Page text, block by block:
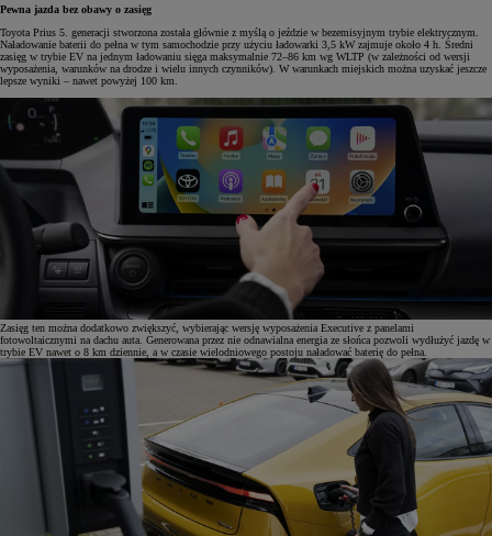
Pewna jazda bez obawy o zasięg
Toyota Prius 5. generacji stworzona została głównie z myślą o jeździe w bezemisyjnym trybie elektrycznym.
Naładowanie baterii do pełna w tym samochodzie przy użyciu ładowarki 3,5 kW zajmuje około 4 h. Średni
zasięg w trybie EV na jednym ładowaniu sięga maksymalnie 72–86 km wg WLTP (w zależności od wersji
wyposażenia, warunków na drodze i wielu innych czynników). W warunkach miejskich można uzyskać jeszcze
lepsze wyniki – nawet powyżej 100 km.
Zasięg ten można dodatkowo zwiększyć, wybierając wersję wyposażenia Executive z panelami
fotowoltaicznymi na dachu auta. Generowana przez nie odnawialna energia ze słońca pozwoli wydłużyć jazdę w
trybie EV nawet o 8 km dziennie, a w czasie wielodniowego postoju naładować baterię do pełna.